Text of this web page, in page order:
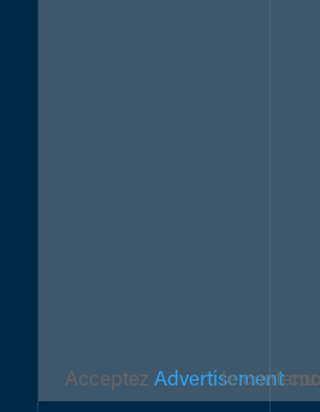
Acceptez Advertisement
cookies pour afficher le contenu.